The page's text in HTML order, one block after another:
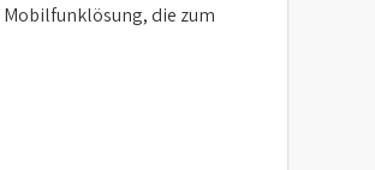
Mobilfunklösung, die zum